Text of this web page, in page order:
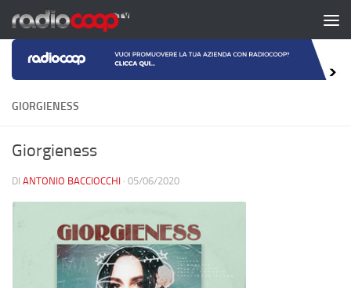
Salta al contenuto
GIORGIENESS
Giorgieness
DI ANTONIO BACCIOCCHI · 05/06/2020